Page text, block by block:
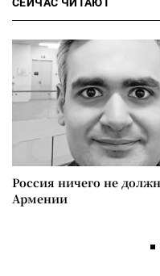
Россия ничего не
Армении